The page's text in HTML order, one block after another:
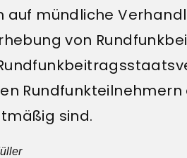
mündliche
von
sind.